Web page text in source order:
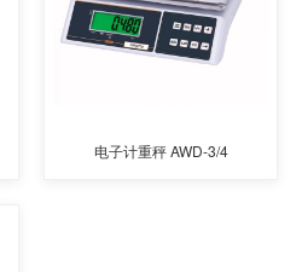
电子计重秤 AWD-3/4